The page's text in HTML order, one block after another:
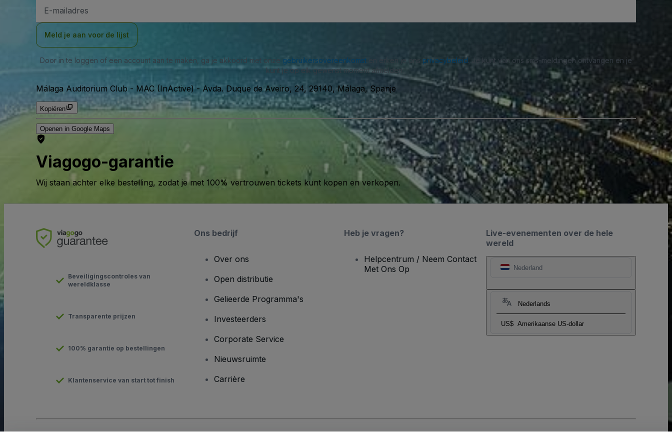
mailadres
Meld je aan voor de lijst
Door in te loggen of een account aan te maken, ga je akkoord met onze gebruikersovereenkomst en erken je ons privacybeleid . Je kunt van ons sms-meldingen ontvangen en je
kunt je op elk gewenst moment afmelden.
Málaga Auditorium Club - MAC (InActive)- Avda. Duque de Aveiro, 24, 29140, Málaga, Spanje
Kopiëren
Openen in Google Maps
Viagogo-garantie
Wij staan achter elke bestelling, zodat je met 100% vertrouwen tickets kunt kopen en verkopen.
Live-evenementen over de hele
wereld
Nederland
Nederlands
US$ Amerikaanse US-dollar
Beveiligingscontroles van
wereldklasse
Transparente prijzen
100% garantie op bestellingen
Klantenservice van start tot finish
Ons bedrijf
Over ons
Open distributie
Gelieerde Programma's
Investeerders
Corporate Service
Nieuwsruimte
Carrière
Heb je vragen?
Helpcentrum / Neem Contact
Met Ons Op